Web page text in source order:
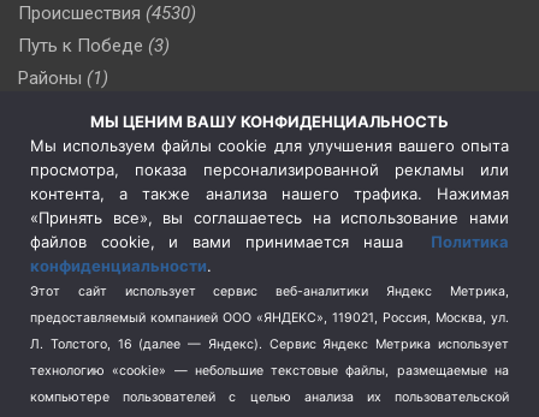
Происшествия (4530)
Путь к Победе (3)
Районы (1)
(510)
Сельское хозяйство (3)
Социальная политика
(3)
Спецоперация в Украине
Спецоперация на Украине
(404)
Спорт (740)
Терроризм (1)
Транспорт (262)
Туризм (178)
МЫ ЦЕНИМ ВАШУ КОНФИДЕНЦИАЛЬНОСТЬ
Мы используем файлы cookie для улучшения вашего опыта
просмотра, показа персонализированной рекламы или
контента, а также анализа нашего трафика. Нажимая
«Принять все», вы соглашаетесь на использование нами
файлов cookie, и вами принимается наша Политика
конфиденциальности.
Этот сайт использует сервис веб-аналитики Яндекс Метрика,
предоставляемый компанией ООО «ЯНДЕКС», 119021, Россия, Москва, ул.
Л. Толстого, 16 (далее — Яндекс). Сервис Яндекс Метрика использует
технологию «cookie» — небольшие текстовые файлы, размещаемые на
компьютере пользователей с целью анализа их пользовательской